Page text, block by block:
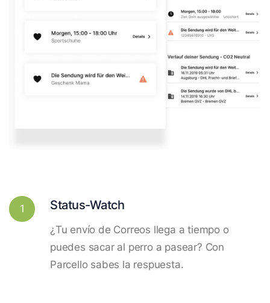
1 Status-Watch
¿Tu envío de Correos llega a tiempo o
puedes sacar al perro a pasear? Con
Parcello sabes la respuesta.